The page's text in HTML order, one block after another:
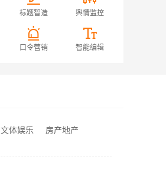
标题智造 舆情监控
口令营销 智能编辑
文体娱乐
房产地产